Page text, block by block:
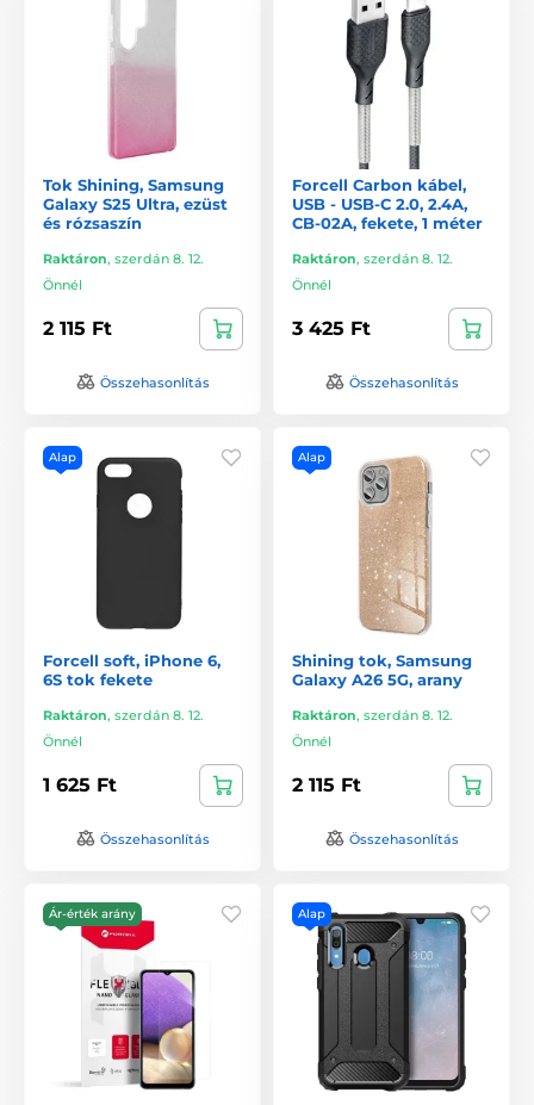
Tok Shining, Samsung
Galaxy S25 Ultra, ezüst
és rózsaszín
Raktáron, szerdán 8. 12.
Önnél
2 115 Ft
Összehasonlítás
Forcell Carbon kábel,
USB - USB-C 2.0, 2.4A,
CB-02A, fekete, 1 méter
Raktáron, szerdán 8. 12.
Önnél
3 425 Ft
Összehasonlítás
Alap
Forcell soft, iPhone 6,
6S tok fekete
Raktáron, szerdán 8. 12.
Önnél
1 625 Ft
Összehasonlítás
Alap
Shining tok, Samsung
Galaxy A26 5G, arany
Raktáron, szerdán 8. 12.
Önnél
2 115 Ft
Összehasonlítás
Ár-érték arány Alap